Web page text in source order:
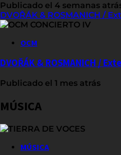
Publicado el 4 semanas
DVOŘÁK & ROSMANICH /
OCM
DVOŘÁK & ROSMANICH /
Publicado el 1 mes atrás
MÚSICA
MÚSICA